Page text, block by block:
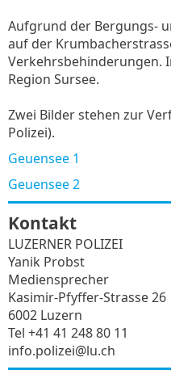
Aufgrund der Bergungs-
auf der
Verkehrsbehinderungen.
Region Sursee.
Zwei Bilder stehen zur
Polizei).
Geuensee 1
Geuensee 2
Kontakt
LUZERNER POLIZEI
Yanik Probst
Mediensprecher
Kasimir-Pfyffer-Strasse 26
6002 Luzern
Tel +41 41 248 80 11
info.polizei@lu.ch